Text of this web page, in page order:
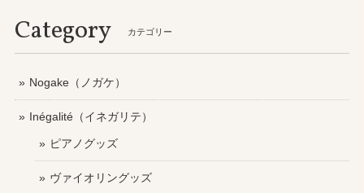
Category カテゴリー
Nogake（ノガケ）
Inégalité（イネガリテ）
ピアノグッズ
ヴァイオリングッズ